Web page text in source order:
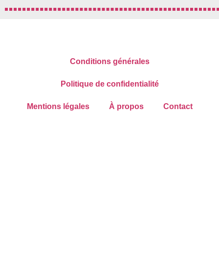
Conditions générales
Politique de confidentialité
Mentions légales À propos Contact